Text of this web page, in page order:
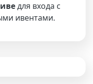
для входа с
ивентами.